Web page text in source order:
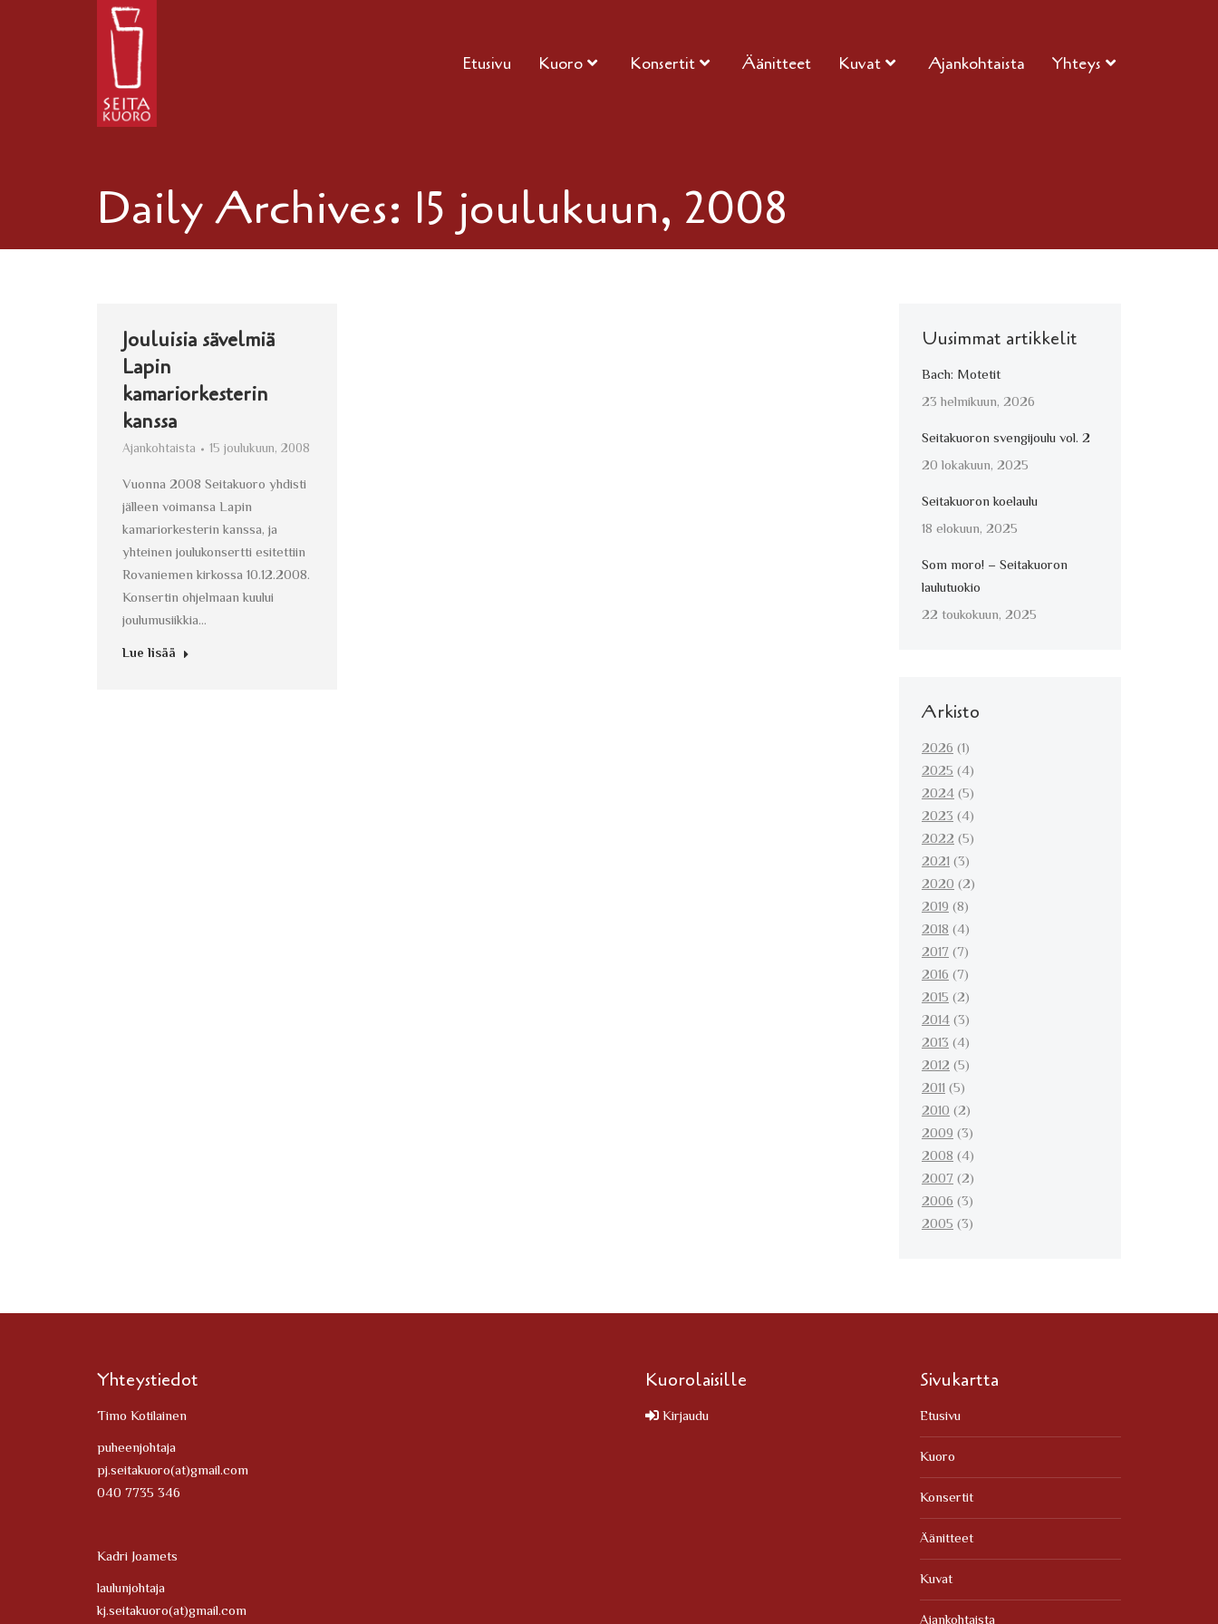
Etusivu Kuoro Konsertit Äänitteet Kuvat Ajankohtaista Yhteys
Daily Archives: 15 joulukuun, 2008
Jouluisia sävelmiä
Lapin
kamariorkesterin
kanssa
Ajankohtaista 15 joulukuun, 2008
Vuonna 2008 Seitakuoro yhdisti
jälleen voimansa Lapin
kamariorkesterin kanssa, ja
yhteinen joulukonsertti esitettiin
Rovaniemen kirkossa 10.12.2008.
Konsertin ohjelmaan kuului
joulumusiikkia…
Lue lisää
Uusimmat artikkelit
Bach: Motetit
23 helmikuun, 2026
Seitakuoron svengijoulu vol. 2
20 lokakuun, 2025
Seitakuoron koelaulu
18 elokuun, 2025
Som moro! – Seitakuoron
laulutuokio
22 toukokuun, 2025
Arkisto
2026(1)
2025(4)
2024(5)
2023(4)
2022(5)
2021(3)
2020(2)
2019(8)
2018(4)
2017(7)
2016(7)
2015(2)
2014(3)
2013(4)
2012(5)
2011(5)
2010(2)
2009(3)
2008(4)
2007(2)
2006(3)
2005(3)
Yhteystiedot
Timo Kotilainen
puheenjohtaja
pj.seitakuoro(at)gmail.com
040 7735 346
Kadri Joamets
laulunjohtaja
kj.seitakuoro(at)gmail.com
Kuorolaisille
Kirjaudu
Sivukartta
Etusivu
Kuoro
Konsertit
Äänitteet
Kuvat